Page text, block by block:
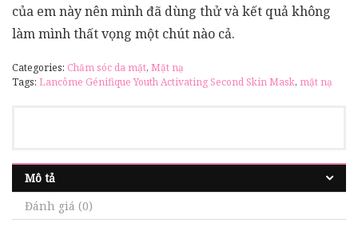
của em này nên mình đã dùng thử và kết quả không
làm mình thất vọng một chút nào cả.
Categories: Chăm sóc da mặt, Mặt nạ
Tags: Lancôme Génifique Youth Activating Second Skin Mask, mặt nạ
Mô tả
Đánh giá (0)